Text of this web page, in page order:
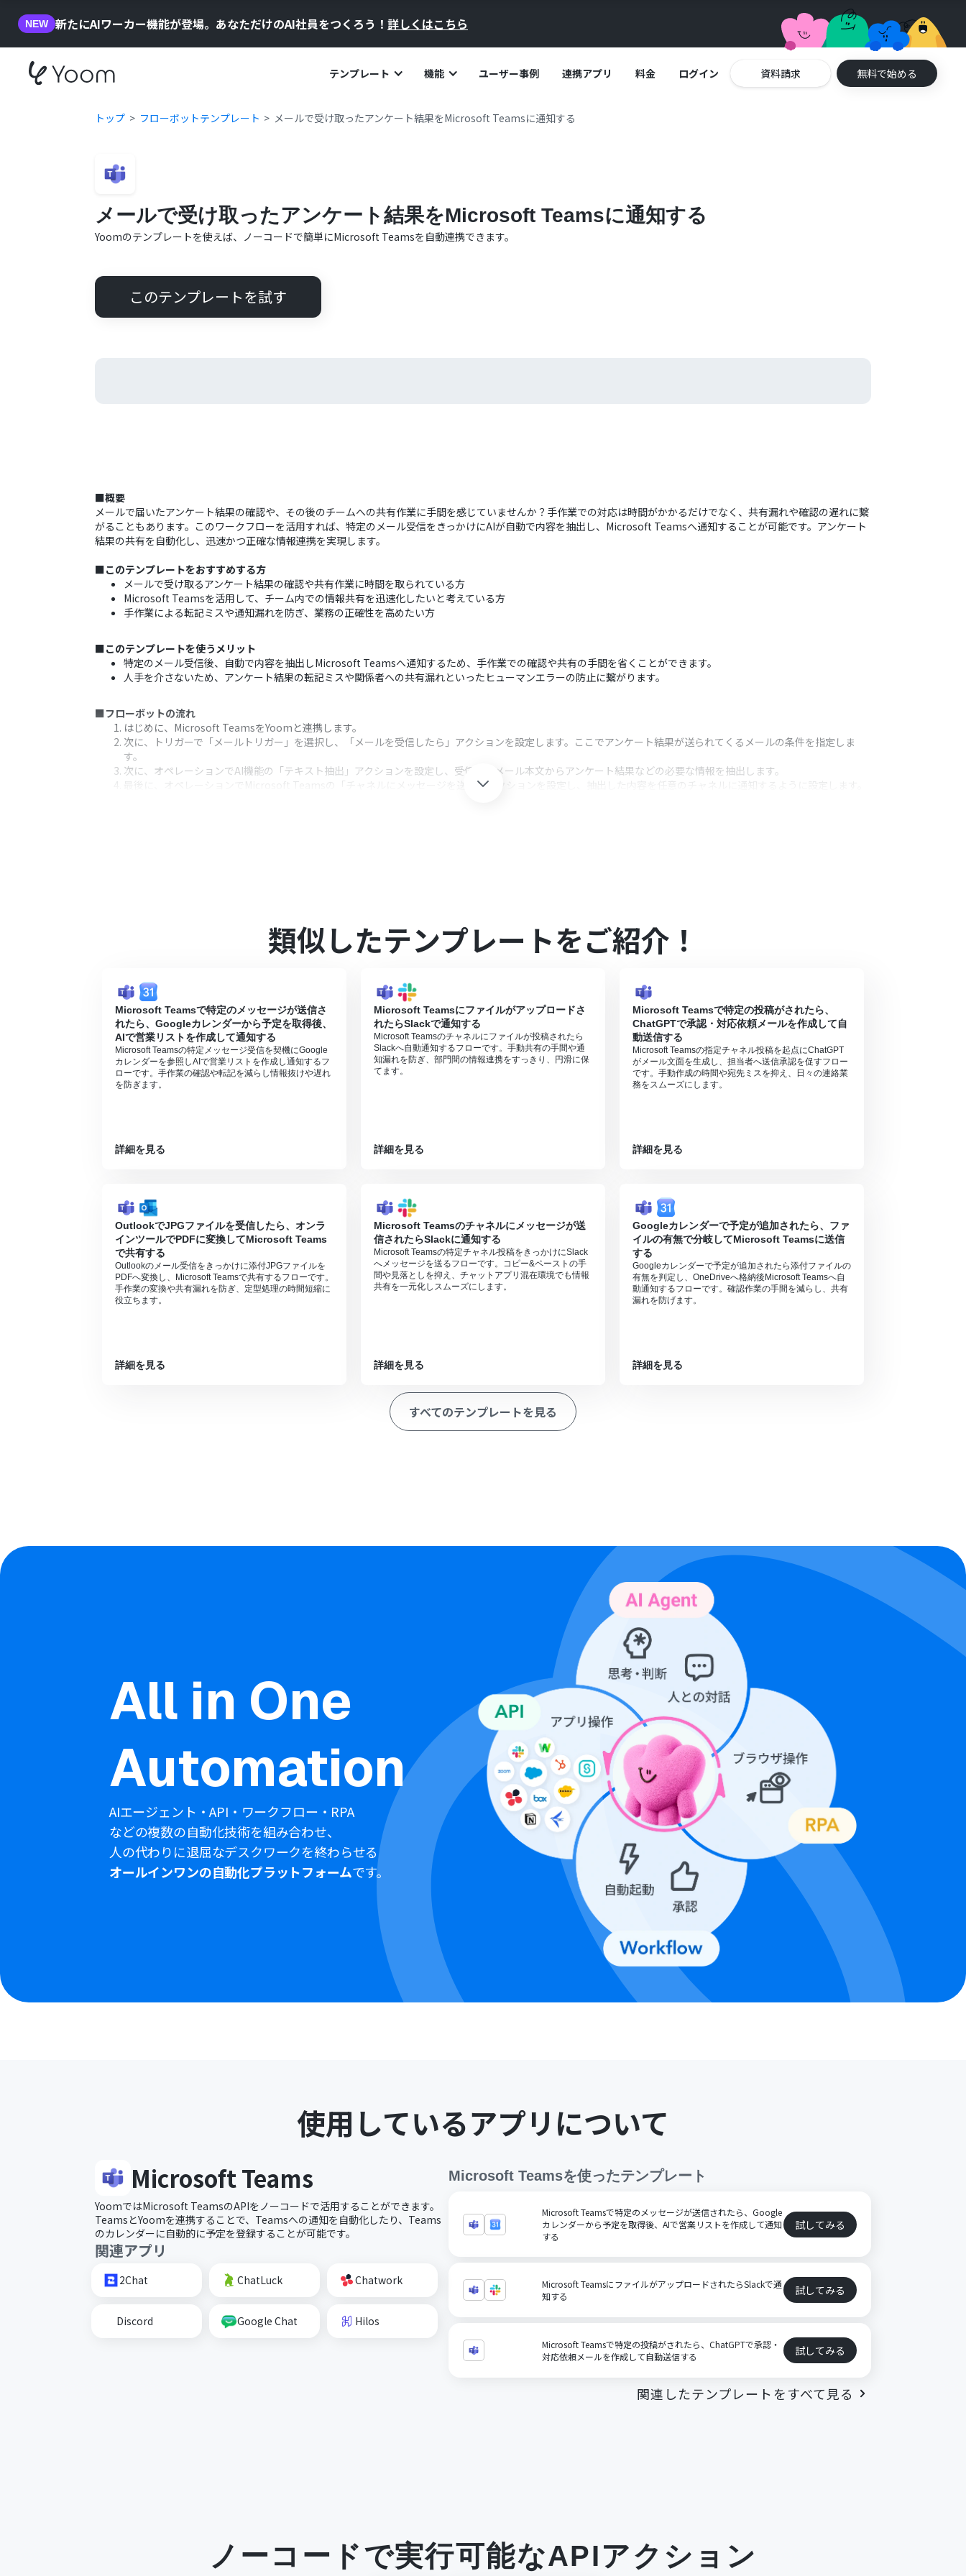
NEW 新たにAIワーカー機能が登場。あなただけのAI社員をつくろう！ 詳しくはこちら
テンプレート 機能 ユーザー事例 連携アプリ 料金 ログイン 資料請求 無料で始める
トップ フローボットテンプレート メールで受け取ったアンケート結果をMicrosoft Teamsに通知する
メールで受け取ったアンケート結果をMicrosoft Teamsに通知する
Yoomのテンプレートを使えば、ノーコードで簡単にMicrosoft Teamsを自動連携できます。
このテンプレートを試す
■概要
メールで届いたアンケート結果の確認や、その後のチームへの共有作業に手間を感じていませんか？手作業での対応は時間がかかるだけでなく、共有漏れや確認の遅れに繋
がることもあります。このワークフローを活用すれば、特定のメール受信をきっかけにAIが自動で内容を抽出し、Microsoft Teamsへ通知することが可能です。アンケート
結果の共有を自動化し、迅速かつ正確な情報連携を実現します。
■このテンプレートをおすすめする方
メールで受け取るアンケート結果の確認や共有作業に時間を取られている方
Microsoft Teamsを活用して、チーム内での情報共有を迅速化したいと考えている方
手作業による転記ミスや通知漏れを防ぎ、業務の正確性を高めたい方
■このテンプレートを使うメリット
特定のメール受信後、自動で内容を抽出しMicrosoft Teamsへ通知するため、手作業での確認や共有の手間を省くことができます。
人手を介さないため、アンケート結果の転記ミスや関係者への共有漏れといったヒューマンエラーの防止に繋がります。
■フローボットの流れ
はじめに、Microsoft TeamsをYoomと連携します。
次に、トリガーで「メールトリガー」を選択し、「メールを受信したら」アクションを設定します。ここでアンケート結果が送られてくるメールの条件を指定しま
す。
次に、オペレーションでAI機能の「テキスト抽出」アクションを設定し、受信したメール本文からアンケート結果などの必要な情報を抽出します。
最後に、オペレーションでMicrosoft Teamsの「チャネルにメッセージを送る」アクションを設定し、抽出した内容を任意のチャネルに通知するように設定します。
Microsoft365（旧Office365）には、家庭向けプランと一般法人向けプラン（Microsoft365 Business）があり、一般法人向けプランに加入していない場合には認証
類似したテンプレートをご紹介！
Microsoft Teamsで特定のメッセージが送信さ
れたら、Googleカレンダーから予定を取得後、
AIで営業リストを作成して通知する
Microsoft Teamsの特定メッセージ受信を契機にGoogle
カレンダーを参照しAIで営業リストを作成し通知するフ
ローです。手作業の確認や転記を減らし情報抜けや遅れ
を防ぎます。
詳細を見る
Microsoft Teamsにファイルがアップロードさ
れたらSlackで通知する
Microsoft Teamsのチャネルにファイルが投稿されたら
Slackへ自動通知するフローです。手動共有の手間や通
知漏れを防ぎ、部門間の情報連携をすっきり、円滑に保
てます。
詳細を見る
Microsoft Teamsで特定の投稿がされたら、
ChatGPTで承認・対応依頼メールを作成して自
動送信する
Microsoft Teamsの指定チャネル投稿を起点にChatGPT
がメール文面を生成し、担当者へ送信承認を促すフロー
です。手動作成の時間や宛先ミスを抑え、日々の連絡業
務をスムーズにします。
詳細を見る
OutlookでJPGファイルを受信したら、オンラ
インツールでPDFに変換してMicrosoft Teams
で共有する
Outlookのメール受信をきっかけに添付JPGファイルを
PDFへ変換し、Microsoft Teamsで共有するフローです。
手作業の変換や共有漏れを防ぎ、定型処理の時間短縮に
役立ちます。
詳細を見る
Microsoft Teamsのチャネルにメッセージが送
信されたらSlackに通知する
Microsoft Teamsの特定チャネル投稿をきっかけにSlack
へメッセージを送るフローです。コピー&ペーストの手
間や見落としを抑え、チャットアプリ混在環境でも情報
共有を一元化しスムーズにします。
詳細を見る
Googleカレンダーで予定が追加されたら、ファ
イルの有無で分岐してMicrosoft Teamsに送信
する
Googleカレンダーで予定が追加されたら添付ファイルの
有無を判定し、OneDriveへ格納後Microsoft Teamsへ自
動通知するフローです。確認作業の手間を減らし、共有
漏れを防げます。
詳細を見る
すべてのテンプレートを見る
All in One
Automation
AIエージェント・API・ワークフロー・RPA
などの複数の自動化技術を組み合わせ、
人の代わりに退屈なデスクワークを終わらせる
オールインワンの自動化プラットフォームです。
使用しているアプリについて
Microsoft Teams
YoomではMicrosoft TeamsのAPIをノーコードで活用することができます。
TeamsとYoomを連携することで、Teamsへの通知を自動化したり、Teams
のカレンダーに自動的に予定を登録することが可能です。
関連アプリ
2Chat ChatLuck Chatwork
Discord Google Chat Hilos
Microsoft Teamsを使ったテンプレート
Microsoft Teamsで特定のメッセージが送信されたら、Google
カレンダーから予定を取得後、AIで営業リストを作成して通知
する
試してみる
Microsoft TeamsにファイルがアップロードされたらSlackで通
知する
試してみる
Microsoft Teamsで特定の投稿がされたら、ChatGPTで承認・
対応依頼メールを作成して自動送信する
試してみる
関連したテンプレートをすべて見る
ノーコードで実行可能なAPIアクション